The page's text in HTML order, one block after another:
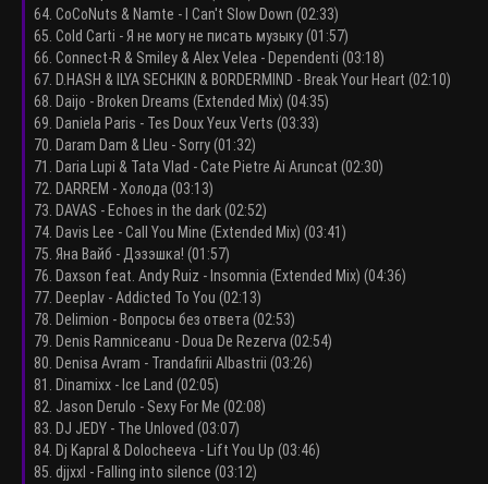
64. CoCoNuts & Namte - I Can't Slow Down (02:33)
65. Cold Carti - Я не могу не писать музыку (01:57)
66. Connect-R & Smiley & Alex Velea - Dependenti (03:18)
67. D.HASH & ILYA SECHKIN & BORDERMIND - Break Your Heart (02:10)
68. Daijo - Broken Dreams (Extended Mix) (04:35)
69. Daniela Paris - Tes Doux Yeux Verts (03:33)
70. Daram Dam & Lleu - Sorry (01:32)
71. Daria Lupi & Tata Vlad - Cate Pietre Ai Aruncat (02:30)
72. DARREM - Холода (03:13)
73. DAVAS - Echoes in the dark (02:52)
74. Davis Lee - Call You Mine (Extended Mix) (03:41)
75. Яна Вайб - Дэзэшка! (01:57)
76. Daxson feat. Andy Ruiz - Insomnia (Extended Mix) (04:36)
77. Deeplav - Addicted To You (02:13)
78. Delimion - Вопросы без ответа (02:53)
79. Denis Ramniceanu - Doua De Rezerva (02:54)
80. Denisa Avram - Trandafirii Albastrii (03:26)
81. Dinamixx - Ice Land (02:05)
82. Jason Derulo - Sexy For Me (02:08)
83. DJ JEDY - The Unloved (03:07)
84. Dj Kapral & Dolocheeva - Lift You Up (03:46)
85. djjxxl - Falling into silence (03:12)